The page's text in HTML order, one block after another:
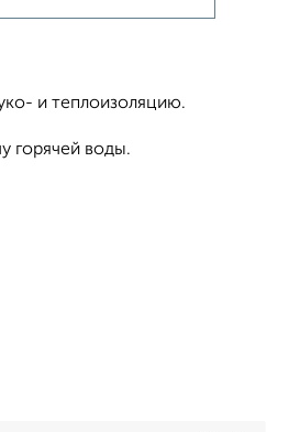
и теплоизоляцию.
горячей воды.